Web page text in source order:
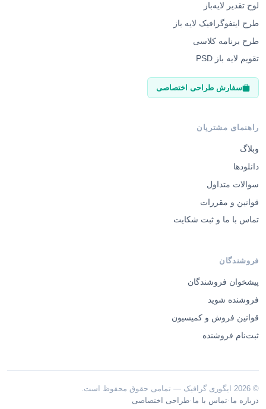
لوح تقدیر لایه‌باز
طرح اینفوگرافیک لایه باز
طرح برنامه کلاسی
تقویم لایه باز PSD
سفارش طراحی اختصاصی
راهنمای مشتریان
وبلاگ
دانلودها
سوالات متداول
قوانین و مقررات
تماس با ما و ثبت شکایت
فروشندگان
پیشخوان فروشندگان
فروشنده شوید
قوانین فروش و کمیسیون
ثبت‌نام فروشنده
© 2026 ایگوری گرافیک — تمامی حقوق محفوظ است.
درباره ما ·تماس با ما ·طراحی اختصاصی